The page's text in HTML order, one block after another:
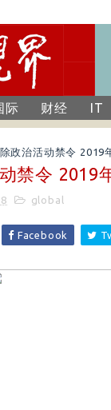
际 财经 IT
政治活动禁令 2019
禁令 2019
global
Facebook